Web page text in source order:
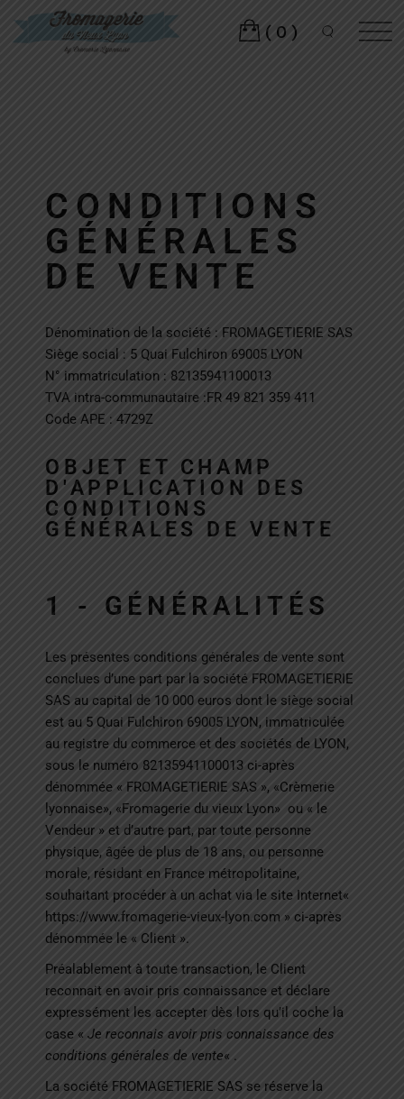
(0)
CONDITIONS
GÉNÉRALES
DE VENTE
Dénomination de la société : FROMAGETIERIE SAS
Siège social : 5 Quai Fulchiron 69005 LYON
N° immatriculation : 82135941100013
TVA intra-communautaire :FR 49 821 359 411
Code APE : 4729Z
OBJET ET CHAMP
D'APPLICATION DES
CONDITIONS
GÉNÉRALES DE VENTE
1 - GÉNÉRALITÉS
Les présentes conditions générales de vente sont
conclues d’une part par la société FROMAGETIERIE
SAS au capital de 10 000 euros dont le siège social
est au 5 Quai Fulchiron 69005 LYON, immatriculée
au registre du commerce et des sociétés de LYON,
sous le numéro 82135941100013 ci-après
dénommée « FROMAGETIERIE SAS », «Crèmerie
lyonnaise», «Fromagerie du vieux Lyon» ou « le
Vendeur » et d’autre part, par toute personne
physique, âgée de plus de 18 ans, ou personne
morale, résidant en France métropolitaine,
souhaitant procéder à un achat via le site Internet«
https://www.fromagerie-vieux-lyon.com » ci-après
dénommée le « Client ».
Préalablement à toute transaction, le Client
reconnait en avoir pris connaissance et déclare
expressément les accepter dès lors qu’il coche la
case «Je reconnais avoir pris connaissance des
conditions générales de vente« .
La société FROMAGETIERIE SAS se réserve la